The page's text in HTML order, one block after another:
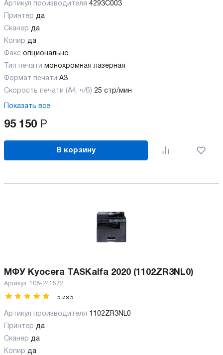
Артикул производителя 4293C003
Принтер да
Сканер да
Копир да
Факс опционально
Тип печати
монохромная лазерная
Формат печати A3
Скорость печати (А4, ч/б) 25 стр/мин
Показать все
95 150 Р
В корзину
МФУ Kyocera TASKalfa 2020 (1102ZR3NL0)
Артикул: 108-241572
5 из 5
Артикул производителя 1102ZR3NL0
Принтер да
Сканер да
Копир да